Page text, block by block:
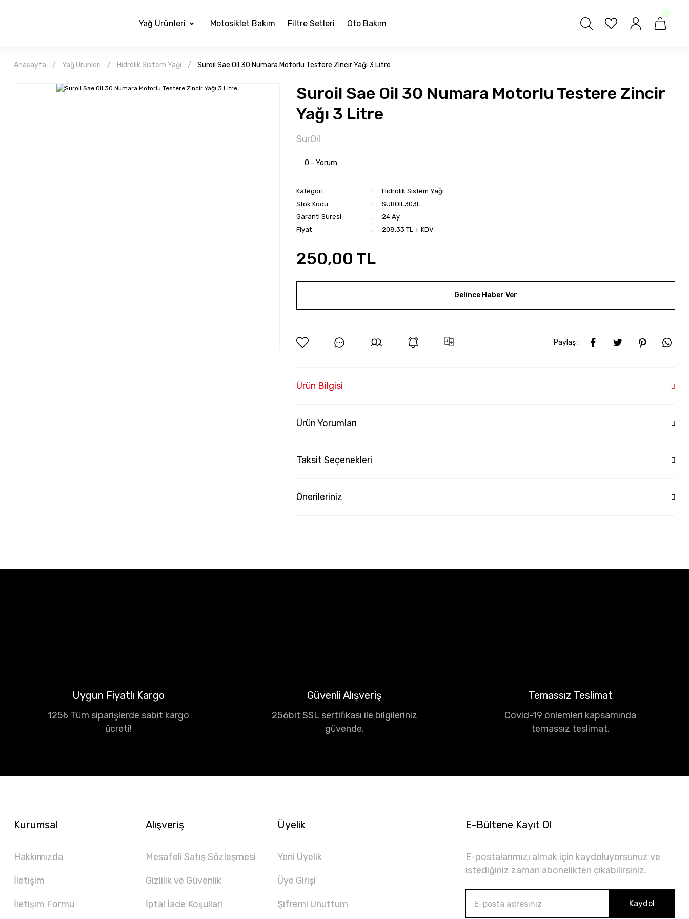
Yağ Ürünleri Motosiklet Bakım Filtre Setleri Oto Bakım
Anasayfa Yağ Ürünleri Hidrolik Sistem Yağı Suroil Sae Oil 30 Numara Motorlu Testere Zincir Yağı 3 Litre
Suroil Sae Oil 30 Numara Motorlu Testere Zincir
Yağı 3 Litre
SurOil
0 - Yorum
Kategori
Hidrolik Sistem Yağı
Stok Kodu
SUROIL303L
Garanti Süresi
24 Ay
Fiyat
208,33 TL + KDV
250,00 TL
Gelince Haber Ver
Paylaş :
Ürün Bilgisi
Ürün Yorumları
Taksit Seçenekleri
Önerileriniz
Uygun Fiyatlı Kargo
125₺ Tüm siparişlerde sabit kargo
ücreti!
Güvenli Alışveriş
256bit SSL sertifikası ile bilgileriniz
güvende.
Temassız Teslimat
Covid-19 önlemleri kapsamında
temassız teslimat.
Kurumsal
Hakkımızda
İletişim
İletişim Formu
Alışveriş
Mesafeli Satış Sözleşmesi
Gizlilik ve Güvenlik
İptal İade Koşullari
Üyelik
Yeni Üyelik
Üye Girişi
Şifremi Unuttum
E-Bültene Kayıt Ol
E-postalarımızı almak için kaydoluyorsunuz ve
istediğiniz zaman abonelikten çıkabilirsiniz.
Kaydol